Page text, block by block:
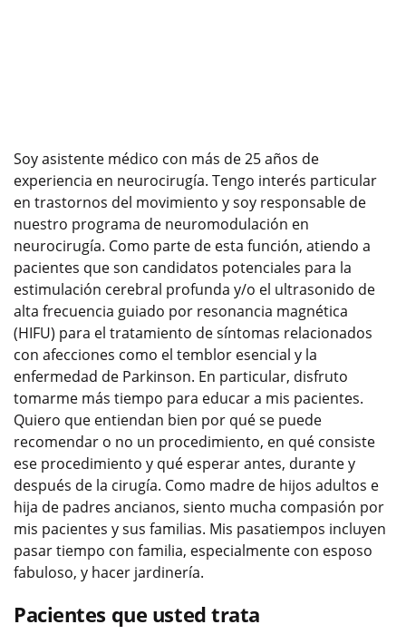
Soy asistente médico con más de 25 años de
experiencia en neurocirugía. Tengo interés particular
en trastornos del movimiento y soy responsable de
nuestro programa de neuromodulación en
neurocirugía. Como parte de esta función, atiendo a
pacientes que son candidatos potenciales para la
estimulación cerebral profunda y/o el ultrasonido de
alta frecuencia guiado por resonancia magnética
(HIFU) para el tratamiento de síntomas relacionados
con afecciones como el temblor esencial y la
enfermedad de Parkinson. En particular, disfruto
tomarme más tiempo para educar a mis pacientes.
Quiero que entiendan bien por qué se puede
recomendar o no un procedimiento, en qué consiste
ese procedimiento y qué esperar antes, durante y
después de la cirugía. Como madre de hijos adultos e
hija de padres ancianos, siento mucha compasión por
mis pacientes y sus familias. Mis pasatiempos incluyen
pasar tiempo con familia, especialmente con esposo
fabuloso, y hacer jardinería.
Pacientes que usted trata